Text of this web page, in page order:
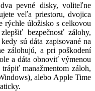
pevné disky, voliteľne
veľa priestoru, dvojica
rýchle úložisko s celkovou
bezpečnosť zálohy,
sú dáta zapisované na
zálohujú, a pri poškodení
a dáta obnoviť výmenou
manažmentom záloh,
alebo Apple Time